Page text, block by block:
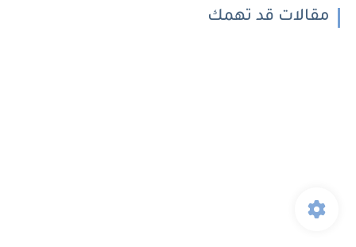
مقالات قد تهمك